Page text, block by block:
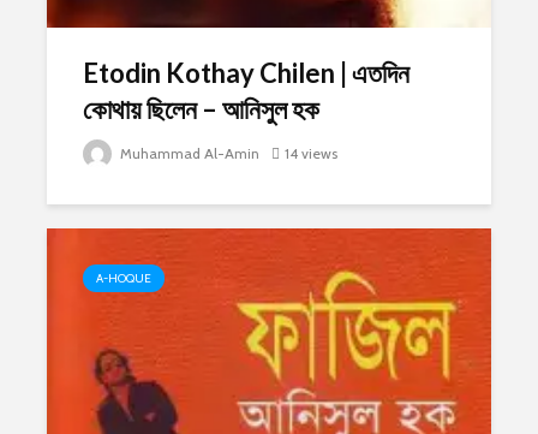
Etodin Kothay Chilen | এতদিন
কোথায় ছিলেন – আনিসুল হক
Muhammad Al-Amin 14 views
A-HOQUE